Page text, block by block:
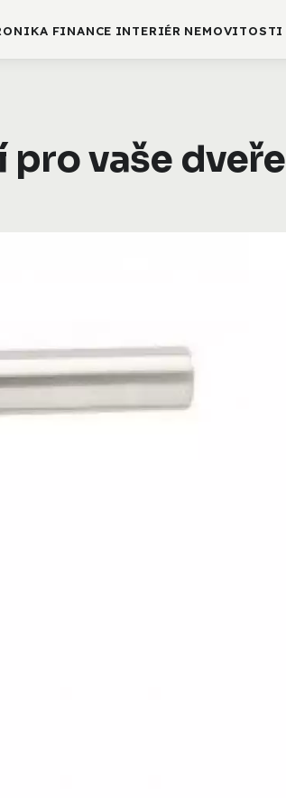
FINANCE INTERIÉR NEMOVITOSTI
vaše dveře